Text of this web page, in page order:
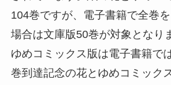
104巻ですが、電子書籍で全巻
場合は文庫版50巻が対象となり
ゆめコミックス版は電子書籍で
巻到達記念の花とゆめコミック